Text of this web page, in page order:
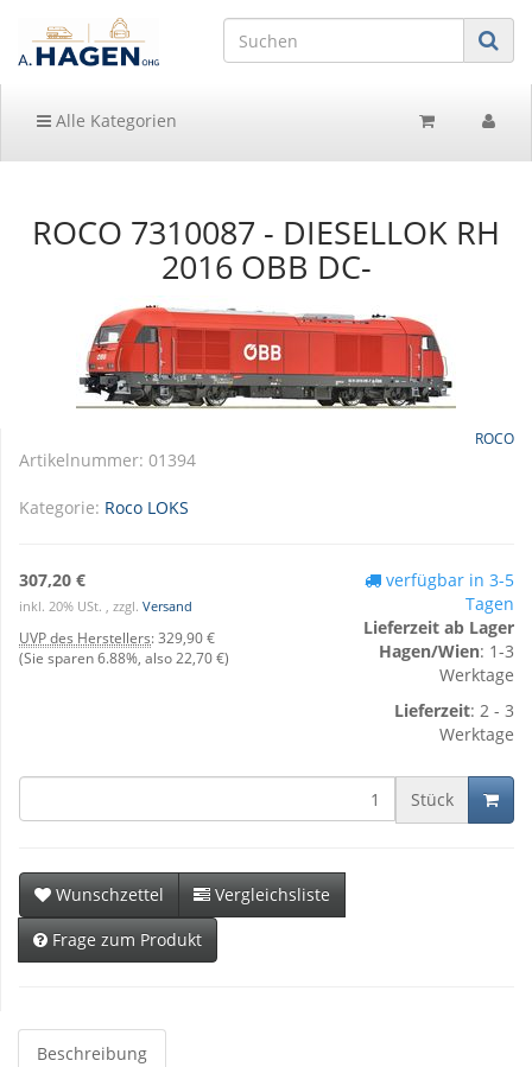
Alle Kategorien
ROCO 7310087 - DIESELLOK RH
2016 OBB DC-
ROCO
Artikelnummer: 01394
Kategorie: Roco LOKS
307,20 €
inkl. 20% USt. , zzgl. Versand
UVP des Herstellers: 329,90 €
(Sie sparen6.88% , also 22,70 €)
verfügbar in 3-5
Tagen
Lieferzeit ab Lager
Hagen/Wien: 1-3
Werktage
Lieferzeit: 2 - 3
Werktage
Stück
Wunschzettel
Vergleichsliste
Frage zum Produkt
Beschreibung